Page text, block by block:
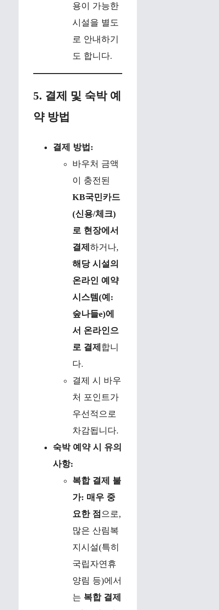
용이 가능한
시설을 별도
로 안내하기
도 합니다.
5. 결제 및 숙박 예
약 방법
결제 방법:
바우처 금액
이 충전된
KB국민카드
(신용/체크)
로 현장에서
결제 하거나,
해당 시설의
온라인 예약
시스템(예:
숲나들e)에
서 온라인으
로 결제 합니
다.
결제 시 바우
처 포인트가
우선적으로
차감됩니다.
숙박 예약 시 유의
사항:
복합 결제 불
가: 매우 중
요한 점 으로,
많은 산림복
지시설(특히
국립자연휴
양림 등)에서
는 복합 결제